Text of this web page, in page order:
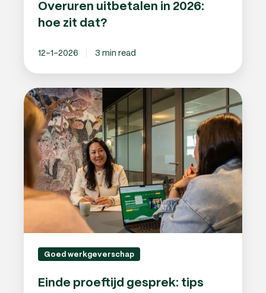
Overuren uitbetalen in 2026:
hoe zit dat?
12-1-2026 3 min read
Einde
proeftijd
gesprek:
tips
voor
jou
werkgever
Goed werkgeverschap
Einde proeftijd gesprek: tips